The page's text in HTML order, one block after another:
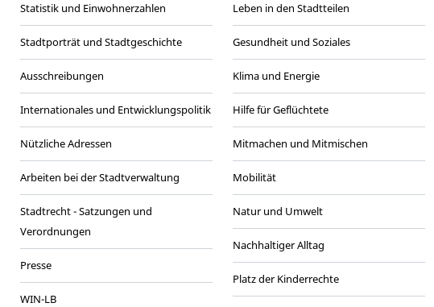
Statistik und Einwohnerzahlen
Stadtporträt und Stadtgeschichte
Ausschreibungen
Internationales und Entwicklungspolitik
Nützliche Adressen
Arbeiten bei der Stadtverwaltung
Stadtrecht - Satzungen und
Verordnungen
Presse
WIN-LB
Leben in den Stadtteilen
Gesundheit und Soziales
Klima und Energie
Hilfe für Geflüchtete
Mitmachen und Mitmischen
Mobilität
Natur und Umwelt
Nachhaltiger Alltag
Platz der Kinderrechte